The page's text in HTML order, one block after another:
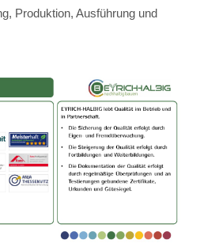
Produktion, Ausführung und